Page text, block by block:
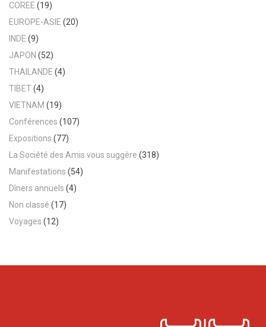
COREE (19)
EUROPE-ASIE (20)
INDE (9)
JAPON (52)
THAILANDE (4)
TIBET(4)
VIETNAM (19)
Conférences (107)
Expositions (77)
La Société des Amis vous suggère (318)
Manifestations (54)
Dîners annuels (4)
Non classé (17)
Voyages (12)